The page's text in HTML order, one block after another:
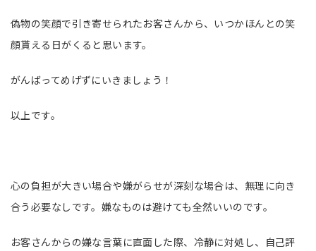
偽物の笑顔で引き寄せられたお客さんから、いつかほんとの笑
顔貰える日がくると思います。
がんばってめげずにいきましょう！
以上です。
心の負担が大きい場合や嫌がらせが深刻な場合は、無理に向き
合う必要なしです。嫌なものは避けても全然いいのです。
お客さんからの嫌な言葉に直面した際、冷静に対処し、自己評